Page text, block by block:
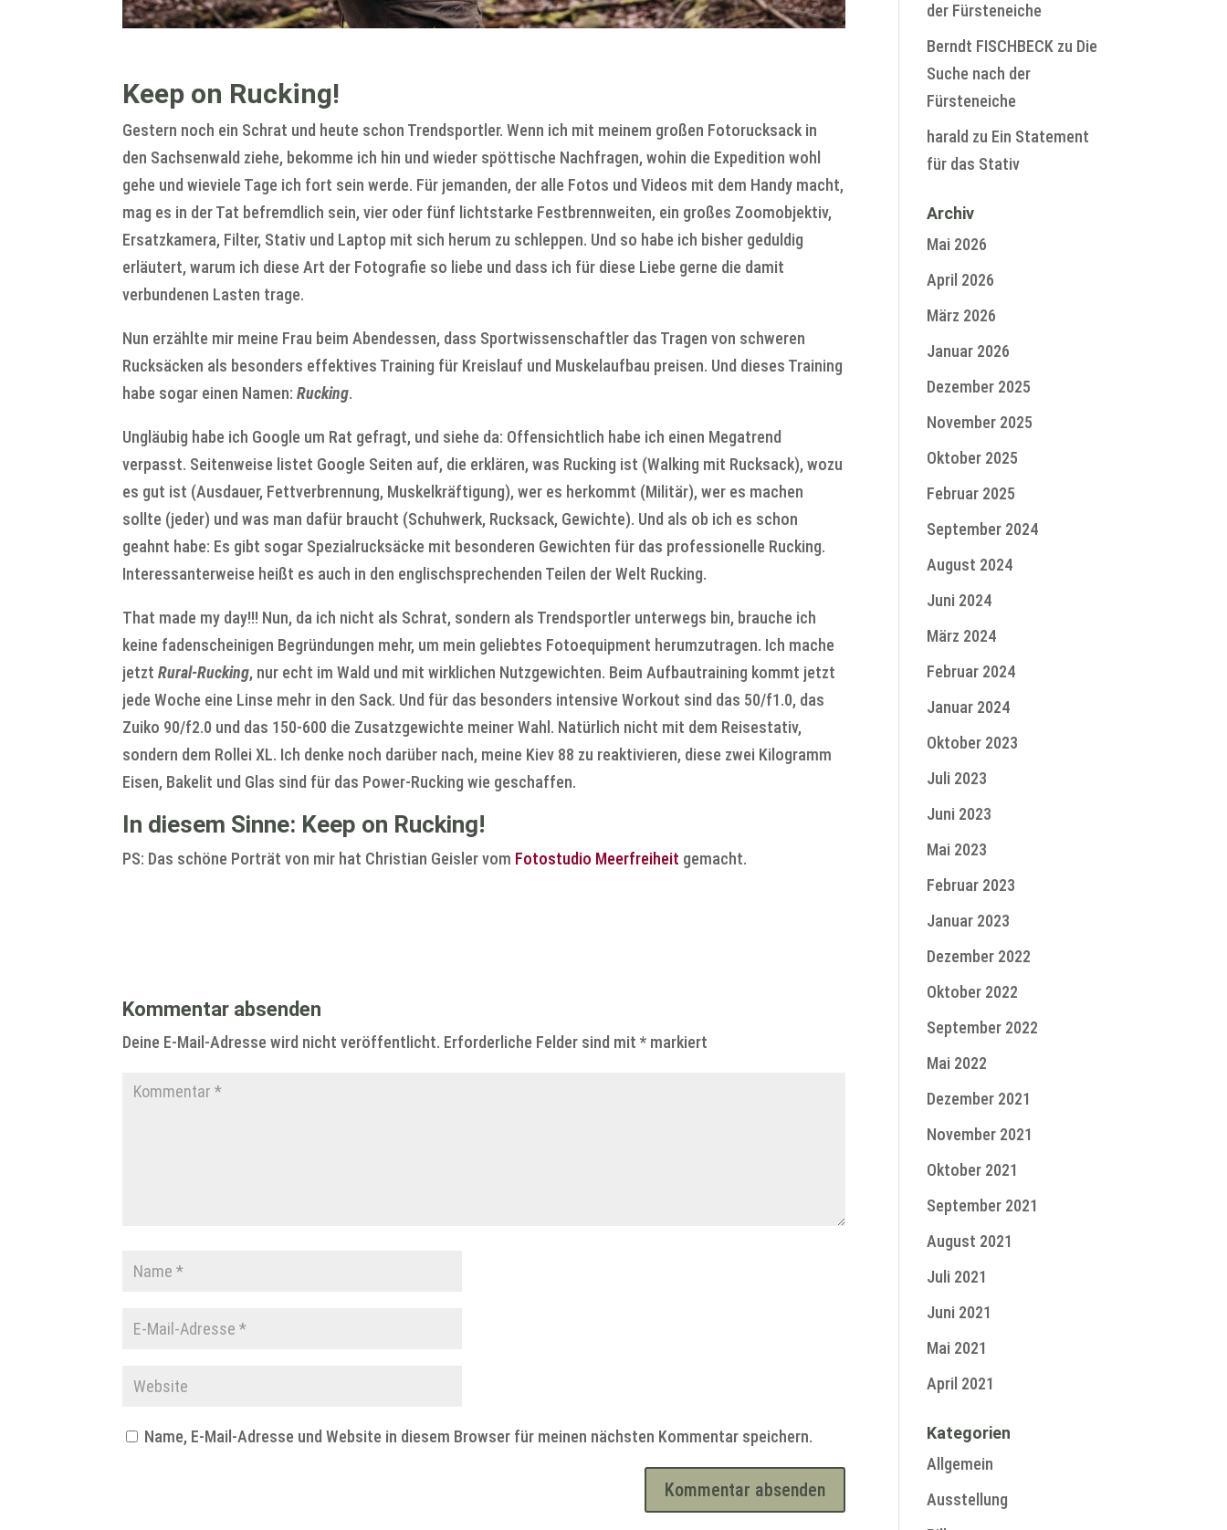
Keep on Rucking!
Gestern noch ein Schrat und heute schon Trendsportler. Wenn ich mit meinem großen Fotorucksack in
den Sachsenwald ziehe, bekomme ich hin und wieder spöttische Nachfragen, wohin die Expedition wohl
gehe und wieviele Tage ich fort sein werde. Für jemanden, der alle Fotos und Videos mit dem Handy macht,
mag es in der Tat befremdlich sein, vier oder fünf lichtstarke Festbrennweiten, ein großes Zoomobjektiv,
Ersatzkamera, Filter, Stativ und Laptop mit sich herum zu schleppen. Und so habe ich bisher geduldig
erläutert, warum ich diese Art der Fotografie so liebe und dass ich für diese Liebe gerne die damit
verbundenen Lasten trage.
Nun erzählte mir meine Frau beim Abendessen, dass Sportwissenschaftler das Tragen von schweren
Rucksäcken als besonders effektives Training für Kreislauf und Muskelaufbau preisen. Und dieses Training
habe sogar einen Namen:Rucking.
Ungläubig habe ich Google um Rat gefragt, und siehe da: Offensichtlich habe ich einen Megatrend
verpasst. Seitenweise listet Google Seiten auf, die erklären, was Rucking ist (Walking mit Rucksack), wozu
es gut ist (Ausdauer, Fettverbrennung, Muskelkräftigung), wer es herkommt (Militär), wer es machen
sollte (jeder) und was man dafür braucht (Schuhwerk, Rucksack, Gewichte). Und als ob ich es schon
geahnt habe: Es gibt sogar Spezialrucksäcke mit besonderen Gewichten für das professionelle Rucking.
Interessanterweise heißt es auch in den englischsprechenden Teilen der Welt Rucking.
That made my day!!! Nun, da ich nicht als Schrat, sondern als Trendsportler unterwegs bin, brauche ich
keine fadenscheinigen Begründungen mehr, um mein geliebtes Fotoequipment herumzutragen. Ich mache
jetztRural-Rucking, nur echt im Wald und mit wirklichen Nutzgewichten. Beim Aufbautraining kommt jetzt
jede Woche eine Linse mehr in den Sack. Und für das besonders intensive Workout sind das 50/f1.0, das
Zuiko 90/f2.0 und das 150-600 die Zusatzgewichte meiner Wahl. Natürlich nicht mit dem Reisestativ,
sondern dem Rollei XL. Ich denke noch darüber nach, meine Kiev 88 zu reaktivieren, diese zwei Kilogramm
Eisen, Bakelit und Glas sind für das Power-Rucking wie geschaffen.
In diesem Sinne: Keep on Rucking!
PS: Das schöne Porträt von mir hat Christian Geisler vom Fotostudio Meerfreiheit gemacht.
Kommentar absenden
Deine E-Mail-Adresse wird nicht veröffentlicht. Erforderliche Felder sind mit* markiert
Name, E-Mail-Adresse und Website in diesem Browser für meinen nächsten Kommentar speichern.
der Fürsteneiche
Berndt FISCHBECK zu Die
Suche nach der
Fürsteneiche
harald zu Ein Statement
für das Stativ
Archiv
Mai 2026
April 2026
März 2026
Januar 2026
Dezember 2025
November 2025
Oktober 2025
Februar 2025
September 2024
August 2024
Juni 2024
März 2024
Februar 2024
Januar 2024
Oktober 2023
Juli 2023
Juni 2023
Mai 2023
Februar 2023
Januar 2023
Dezember 2022
Oktober 2022
September 2022
Mai 2022
Dezember 2021
November 2021
Oktober 2021
September 2021
August 2021
Juli 2021
Juni 2021
Mai 2021
April 2021
Kategorien
Allgemein
Ausstellung